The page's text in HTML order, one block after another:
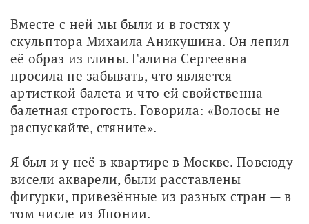
Вместе с ней мы были и в гостях у
скульптора Михаила Аникушина. Он лепил
её образ из глины. Галина Сергеевна
просила не забывать, что является
артисткой балета и что ей свойственна
балетная строгость. Говорила: «Волосы не
распускайте, стяните».
Я был и у неё в квартире в Москве. Повсюду
висели акварели, были расставлены
фигурки, привезённые из разных стран — в
том числе из Японии.